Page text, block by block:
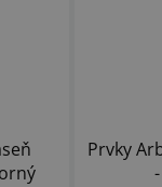
Prvky